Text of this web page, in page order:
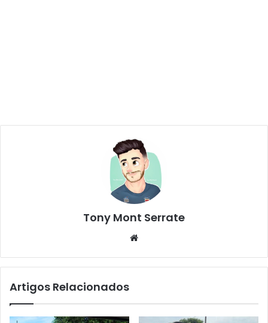
Tony Mont Serrate
te
Artigos Relacionados